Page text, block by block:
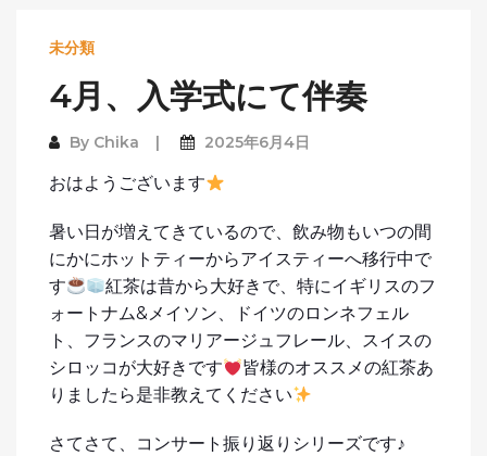
未分類
4月、入学式にて伴奏
By Chika 2025年6月4日
おはようございます
暑い日が増えてきているので、飲み物もいつの間
にかにホットティーからアイスティーへ移行中で
す
紅茶は昔から大好きで、特にイギリスのフ
ォートナム&メイソン、ドイツのロンネフェル
ト、フランスのマリアージュフレール、スイスの
シロッコが大好きです
皆様のオススメの紅茶あ
りましたら是非教えてください
さてさて、コンサート振り返りシリーズです♪